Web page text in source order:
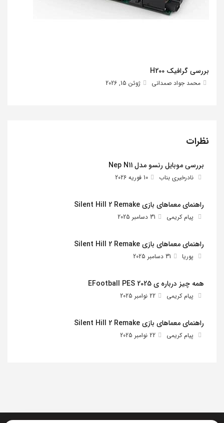
بررسی گرافیک H200
محمد جواد صمدانی ژوئن 15, 2026
نظرات
بررسی موبایل رنسو مدل Nep N11
نادرخیری بناب 10 فوریه 2026
راهنمای معماهای بازی Silent Hill 2 Remake
پیام کریمی 31 دسامبر 2025
راهنمای معماهای بازی Silent Hill 2 Remake
پوریا 31 دسامبر 2025
همه چیز درباره ی EFootball PES 2025
پیام کریمی 22 نوامبر 2025
راهنمای معماهای بازی Silent Hill 2 Remake
پیام کریمی 22 نوامبر 2025